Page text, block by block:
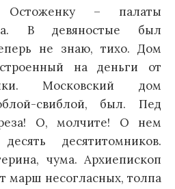
Остоженку – палаты
В девяностые был
не знаю, тихо. Дом
на деньги от
Московский дом
свиблой, был. Пед
О, молчите! О нем
десятитомников.
чума. Архиепископ
марш несогласных, толпа